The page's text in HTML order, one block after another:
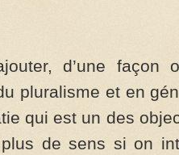
d’une
pluralisme et en
qui est un des
plus de sens si on